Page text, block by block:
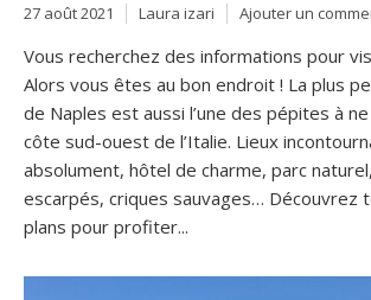
27 août 2021 Laura izari Ajouter un
Vous recherchez des informations pour
Alors vous êtes au bon endroit ! La plus
de Naples est aussi l’une des pépites à
côte sud-ouest de l’Italie. Lieux
absolument, hôtel de charme, parc
escarpés, criques sauvages… Découvrez
plans pour profiter...